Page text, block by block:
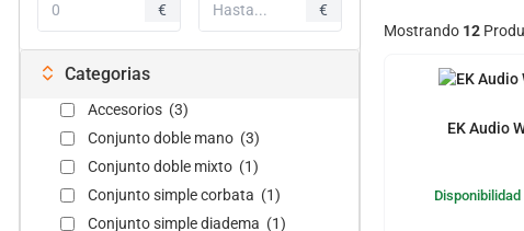
€ €
Categorias
Accesorios (3)
Conjunto doble mano (3)
Conjunto doble mixto (1)
Conjunto simple corbata (1)
Conjunto simple diadema (1)
Mostrando 12
EK Audio